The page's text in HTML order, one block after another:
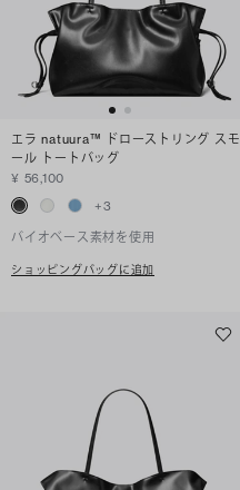
エラ natuura™ ドローストリング スモ
ール トートバッグ
¥ 56,100
+3
バイオベース素材を使用
ショッピングバッグに追加